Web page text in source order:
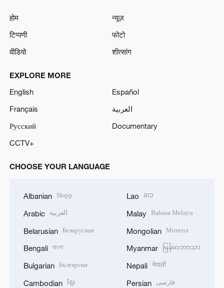
होम
न्यूज़
टिप्पणी
फोटो
वीडियो
शीत्सांग
EXPLORE MORE
English
Español
Français
العربية
Русский
Documentary
CCTV+
CHOOSE YOUR LANGUAGE
Albanian Shqip
Arabic العربية
Belarusian Беларуская
Bengali বাংলা
Bulgarian Български
Cambodian ខ្មែរ
Lao ລາວ
Malay Bahasa Melayu
Mongolian Монгол
Myanmar မြန်မာဘာသာ
Nepali नेपाली
Persian فارسی